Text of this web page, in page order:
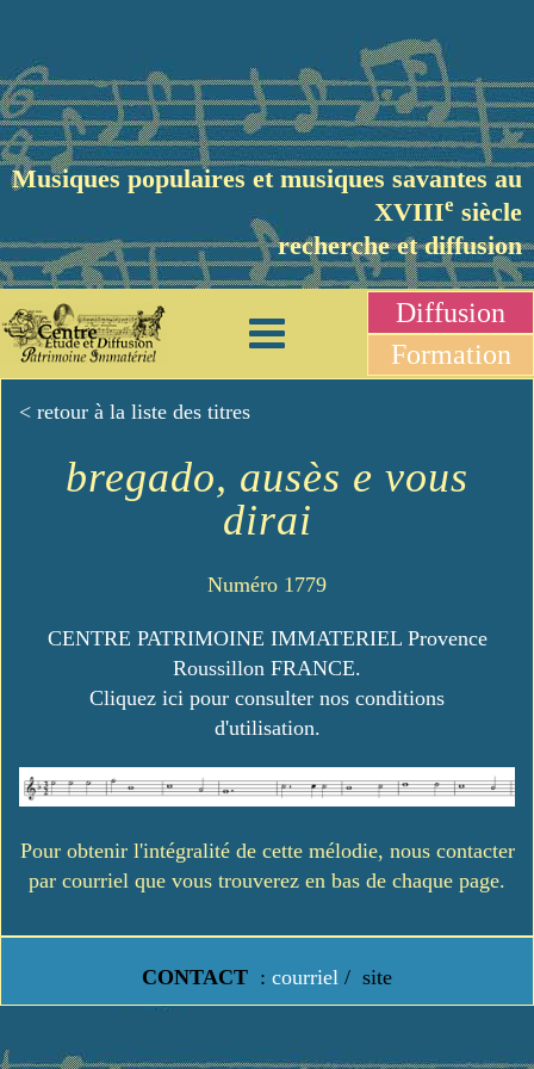
Musiques populaires et musiques savantes au
XVIIIe siècle
recherche et diffusion
Diffusion
Formation
< retour à la liste des titres
bregado, ausès e vous
dirai
Numéro 1779
CENTRE PATRIMOINE IMMATERIEL Provence
Roussillon FRANCE.
Cliquez ici pour consulter nos conditions
d'utilisation.
Pour obtenir l'intégralité de cette mélodie, nous contacter
par courriel que vous trouverez en bas de chaque page.
CONTACT : courriel / site
https://www.lavielledanstoussesetats.fr